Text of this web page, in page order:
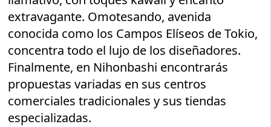
extravagante. Omotesando, avenida
conocida como los Campos Elíseos de Tokio,
concentra todo el lujo de los diseñadores.
Finalmente, en Nihonbashi encontrarás
propuestas variadas en sus centros
comerciales tradicionales y sus tiendas
especializadas.